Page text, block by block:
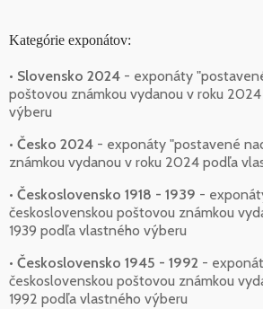
Kategórie exponátov:
• Slovensko 2024 - exponáty
poštovou známkou vydanou v roku
výberu
• Česko 2024 - exponáty "postavené
známkou vydanou v roku 2024 podľa
• Československo 1918 - 1939 -
československou poštovou známkou
1939 podľa vlastného výberu
• Československo 1945 - 1992 -
československou poštovou známkou
1992 podľa vlastného výberu